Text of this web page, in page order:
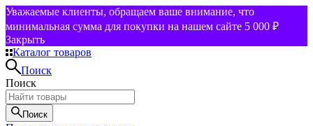
Уважаемые клиенты, обращаем ваше внимание, что
минимальная сумма для покупки на нашем сайте 5 000 ₽
Закрыть
Каталог товаров
Поиск
Поиск
Поиск